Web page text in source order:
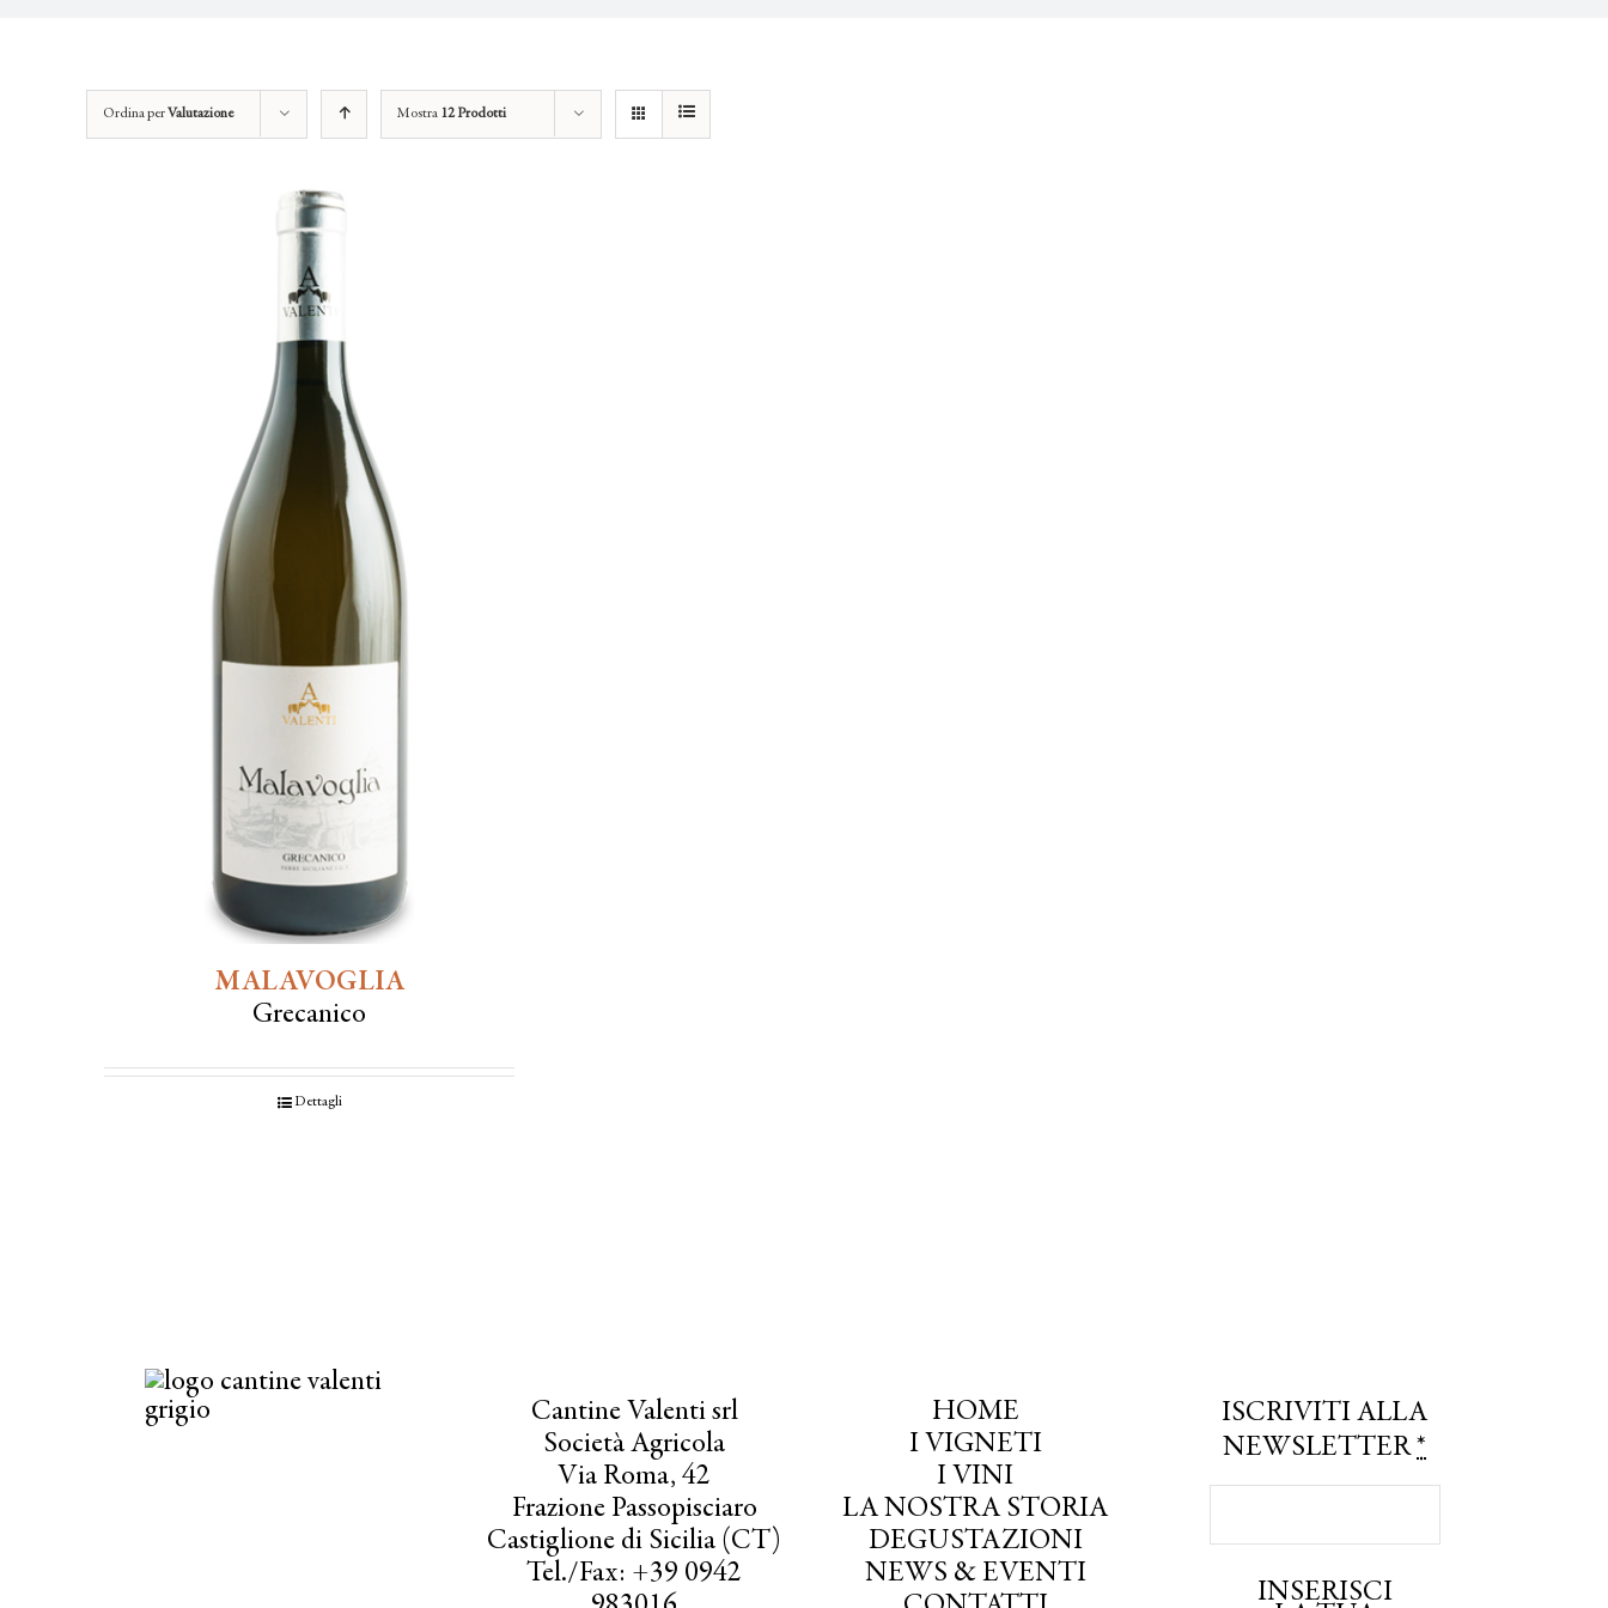
Ordina perValutazione Mostra 12 Prodotti
MALAVOGLIA
Grecanico
Dettagli
Cantine Valenti srl
Società Agricola
Via Roma, 42
Frazione Passopisciaro
Castiglione di Sicilia (CT)
Tel./Fax: +39 0942
HOME
I VIGNETI
I VINI
LA NOSTRA STORIA
DEGUSTAZIONI
NEWS & EVENTI
ISCRIVITI ALLA
NEWSLETTER*
INSERISCI